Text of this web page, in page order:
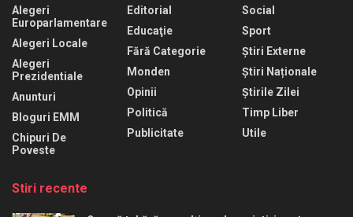
Alegeri
Europarlamentare
Alegeri Locale
Alegeri
Prezidentiale
Anunturi
Bloguri EMM
Chipuri De
Poveste
Editorial
Educaţie
Fără Categorie
Monden
Opinii
Politică
Publicitate
Social
Sport
Știri Externe
Știri Naționale
Știrile Zilei
Timp Liber
Utile
Stiri recente